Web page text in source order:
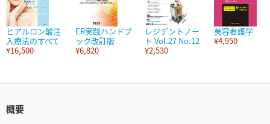
ヒアルロン酸注
入療法のすべて
¥16,500
ER実践ハンドブ
ック改訂版
¥6,820
レジデントノー
ト Vol.27 No.12
¥2,530
美容看護学
¥4,950
概要